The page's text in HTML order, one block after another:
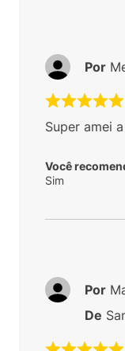
Super amei
Você
Sim
Por
Por
De